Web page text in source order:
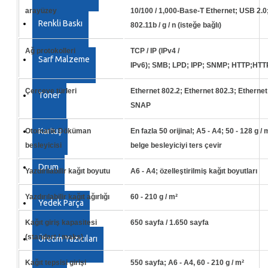
Renkli Baskı
Sarf Malzeme
Toner
Kartuş
Drum
Yedek Parça
Üretim Yazıcıları
arayüzey 10/100 / 1,000-Base-T Ethernet; USB
802.11b / g / n (isteğe bağlı)
Ağ protokolleri
TCP / IP (IPv4 /
IPv6); SMB; LPD; IPP; SNMP; HTTP;
Çerçeve türleri Ethernet 802.2; Ethernet 802.3;
SNAP
Otomatik Döküman
besleyicisi
En fazla 50 orijinal; A5 - A4; 50 - 128 g /
belge besleyiciyi ters çevir
Yazdırılabilir kağıt boyutu A6 - A4; özelleştirilmiş kağıt boyutları
Yazdırılabilir kağıt ağırlığı 60 - 210 g / m²
Kağıt giriş kapasitesi
(standart / maks)
650 sayfa / 1.650 sayfa
Kağıt tepsisi girişi 550 sayfa; A6 - A4, 60 - 210 g / m²